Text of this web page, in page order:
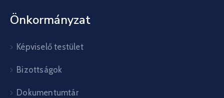
Önkormányzat
Képviselő testület
Bizottságok
Dokumentumtár